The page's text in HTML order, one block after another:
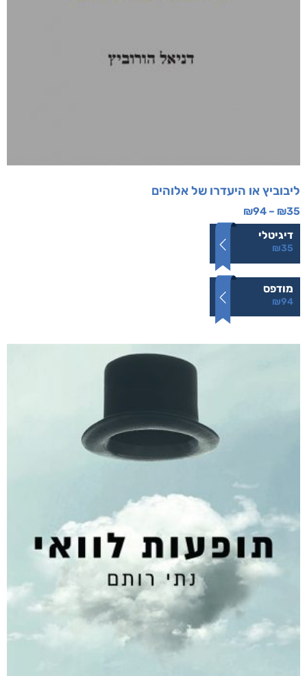
ליבוביץ או היעדרו של אלוהים
₪35
–
₪94
דיגיטלי
₪35
מודפס
₪94